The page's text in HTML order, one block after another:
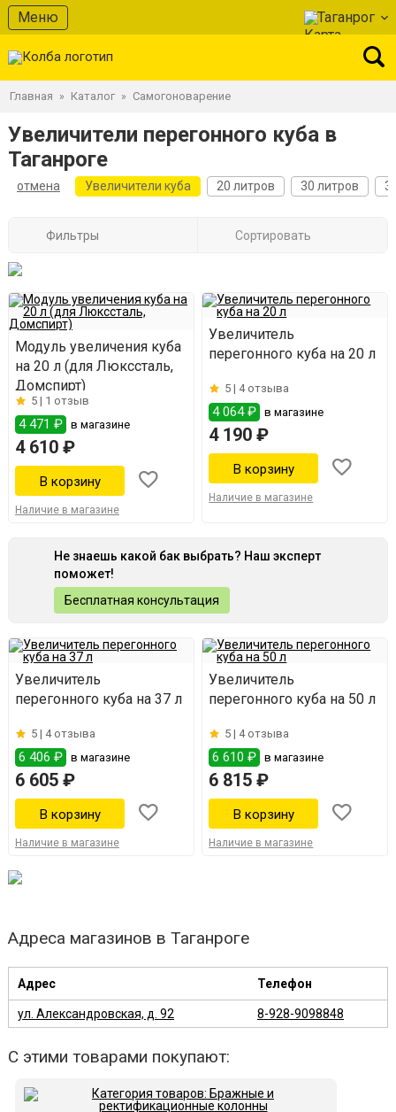
Меню Таганрог
Главная » Каталог » Самогоноварение
Увеличители перегонного куба в
Таганроге
отмена Увеличители куба 20 литров 30 литров
Фильтры Сортировать
Модуль увеличения куба
на 20 л (для Люкссталь,
Домспирт)
5 | 1 отзыв
4 471 ₽ в магазине
4 610 ₽
Наличие в магазине
Увеличитель
перегонного куба на 20 л
5 | 4 отзыва
4 064 ₽ в магазине
4 190 ₽
Наличие в магазине
Не знаешь какой бак выбрать? Наш эксперт
поможет!
Бесплатная консультация
Увеличитель
перегонного куба на 37 л
5 | 4 отзыва
6 406 ₽ в магазине
6 605 ₽
Наличие в магазине
Увеличитель
перегонного куба на 50 л
5 | 4 отзыва
6 610 ₽ в магазине
6 815 ₽
Наличие в магазине
Адреса магазинов в Таганроге
Адрес Телефон
ул. Александровская, д. 92 8-928-9098848
С этими товарами покупают: